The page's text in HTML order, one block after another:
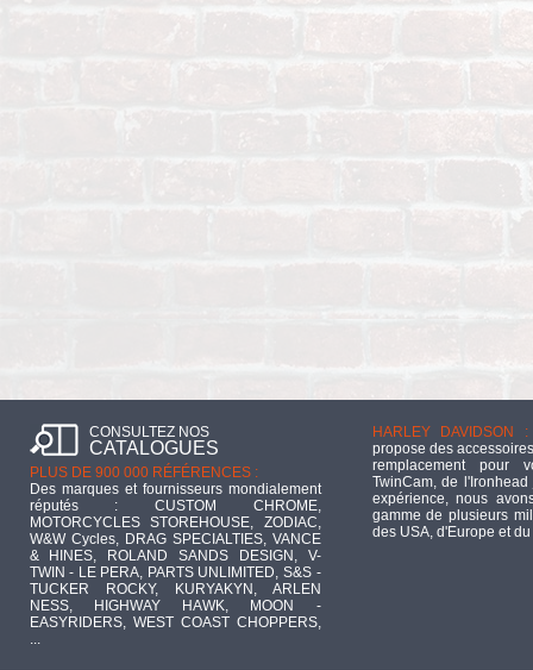
CONSULTEZ NOS
CATALOGUES
PLUS DE 900 000 RÉFÉRENCES :
Des marques et fournisseurs mondialement
réputés : CUSTOM CHROME,
MOTORCYCLES STOREHOUSE, ZODIAC,
W&W Cycles, DRAG SPECIALTIES, VANCE
& HINES, ROLAND SANDS DESIGN, V-
TWIN - LE PERA, PARTS UNLIMITED, S&S -
TUCKER ROCKY, KURYAKYN, ARLEN
NESS, HIGHWAY HAWK, MOON -
EASYRIDERS, WEST COAST CHOPPERS,
...
HARLEY DAVIDSON :
propose des
remplacement pour
TwinCam, de
expérience, nous
gamme de plusieurs
des USA, d'Europe et